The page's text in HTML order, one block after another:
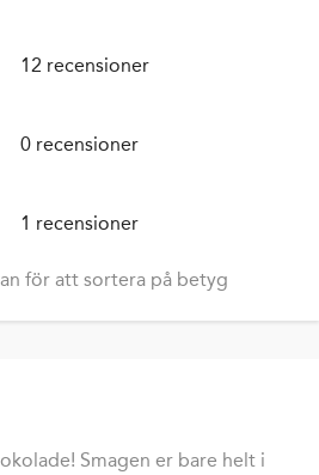
12 recensioner
0 recensioner
1 recensioner
för att sortera på betyg
Smagen er bare helt i